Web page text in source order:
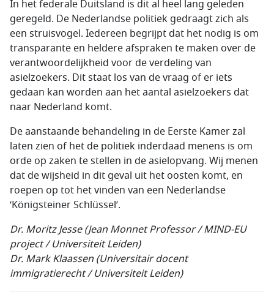
In het federale Duitsland is dit al heel lang geleden
geregeld. De Nederlandse politiek gedraagt zich als
een struisvogel. Iedereen begrijpt dat het nodig is om
transparante en heldere afspraken te maken over de
verantwoordelijkheid voor de verdeling van
asielzoekers. Dit staat los van de vraag of er iets
gedaan kan worden aan het aantal asielzoekers dat
naar Nederland komt.
De aanstaande behandeling in de Eerste Kamer zal
laten zien of het de politiek inderdaad menens is om
orde op zaken te stellen in de asielopvang. Wij menen
dat de wijsheid in dit geval uit het oosten komt, en
roepen op tot het vinden van een Nederlandse
‘Königsteiner Schlüssel’.
Dr. Moritz Jesse (Jean Monnet Professor / MIND-EU
project / Universiteit Leiden)
Dr. Mark Klaassen (Universitair docent
immigratierecht / Universiteit Leiden)